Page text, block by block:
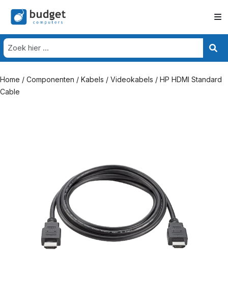
Home / Componenten / Kabels / Videokabels / HP HDMI Standard
Cable